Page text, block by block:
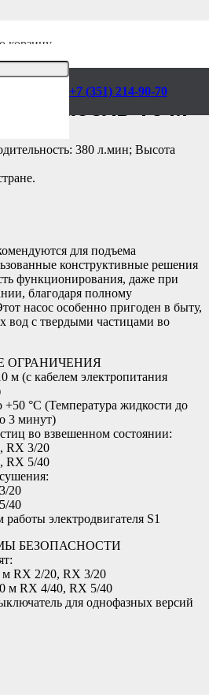
корзину.
+7 (351) 214-90-70
40 кабель 10 м
380 л.мин; Высота
для подъема
конструктивные решения
функционирования, даже при
благодаря полному
насос особенно пригоден в быту,
вод с твердыми частицами во
ОГРАНИЧЕНИЯ
м (с кабелем электропитания
°C (Температура жидкости до
3 минут)
во взвешенном состоянии:
RX 3/20
RX 5/40
20
40
электродвигателя S1
БЕЗОПАСНОСТИ
м RX 2/20, RX 3/20
м RX 4/40, RX 5/40
для однофазных версий